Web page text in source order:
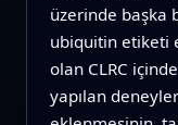
üzerinde başka
ubiquitin etiketi
olan CLRC
yapılan